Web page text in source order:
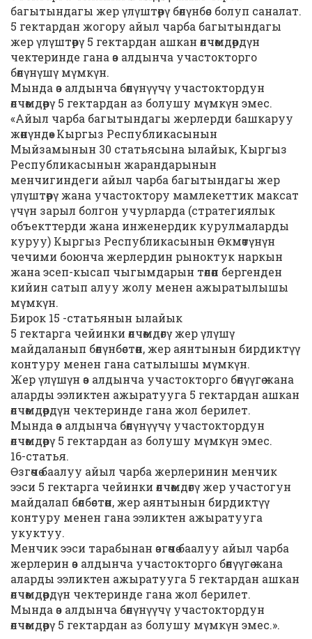
багытындагы жер үлүштөрү бөлүнбөс болуп саналат.
5 гектардан жогору айыл чарба багытындагы
жер үлүштөрү 5 гектардан ашкан өлчөмдөрдүн
чектеринде гана өз алдынча участокторго
бөлүнүшү мүмкүн.
Мында өз алдынча бөлүнүүчү участоктордун
өлчөмдөрү 5 гектардан аз болушу мүмкүн эмес.
«Айыл чарба багытындагы жерлерди башкаруу
жөнүндө» Кыргыз Республикасынын
Мыйзамынын 30 статьясына ылайык, Кыргыз
Республикасынын жарандарынын
менчигиндеги айыл чарба багытындагы жер
үлүштөрү жана участоктору мамлекеттик максат
үчүн зарыл болгон учурларда (стратегиялык
объекттерди жана инженердик курулмаларды
куруу) Кыргыз Республикасынын Өкмөтүнүн
чечими боюнча жерлердин рыноктук наркын
жана эсеп-кысап чыгымдарын төлөп бергенден
кийин сатып алуу жолу менен ажыратылышы
мүмкүн.
Бирок 15 -статьянын ылайык
5 гектарга чейинки өлчөмдөгү жер үлүшү
майдаланып бөлүнбөстөн, жер аянтынын бирдиктүү
контуру менен гана сатылышы мүмкүн.
Жер үлүшүн өз алдынча участокторго бөлүүгө жана
аларды ээликтен ажыратууга 5 гектардан ашкан
өлчөмдөрдүн чектеринде гана жол берилет.
Мында өз алдынча бөлүнүүчү участоктордун
өлчөмдөрү 5 гектардан аз болушу мүмкүн эмес.
16-статья.
Өзгөчө баалуу айыл чарба жерлеринин менчик
ээси 5 гектарга чейинки өлчөмдөгү жер участогун
майдалап бөлбөстөн, жер аянтынын бирдиктүү
контуру менен гана ээликтен ажыратууга
укуктуу.
Менчик ээси тарабынан өзгөчө баалуу айыл чарба
жерлерин өз алдынча участокторго бөлүүгө жана
аларды ээликтен ажыратууга 5 гектардан ашкан
өлчөмдөрдүн чектеринде гана жол берилет.
Мында өз алдынча бөлүнүүчү участоктордун
өлчөмдөрү 5 гектардан аз болушу мүмкүн эмес.».